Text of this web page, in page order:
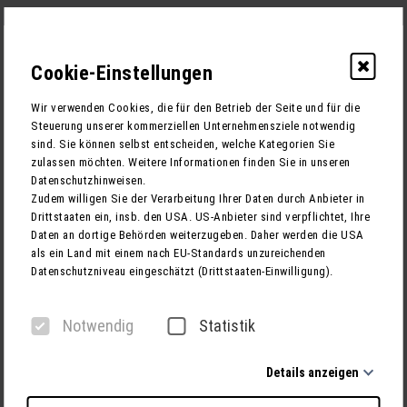
1 RECHNUNGSADRESSE
2 TEILNEHMER
3 BUCHUNG
1. Rechnungsadresse
Cookie-Einstellungen
Wir verwenden Cookies, die für den Betrieb der Seite und für die
Steuerung unserer kommerziellen Unternehmensziele notwendig
sind. Sie können selbst entscheiden, welche Kategorien Sie
zulassen möchten. Weitere Informationen finden Sie in unseren
Datenschutzhinweisen.
Zudem willigen Sie der Verarbeitung Ihrer Daten durch Anbieter in
Drittstaaten ein, insb. den USA. US-Anbieter sind verpflichtet, Ihre
Daten an dortige Behörden weiterzugeben. Daher werden die USA
als ein Land mit einem nach EU-Standards unzureichenden
Datenschutzniveau eingeschätzt (Drittstaaten-Einwilligung).
Notwendig Statistik
Details anzeigen